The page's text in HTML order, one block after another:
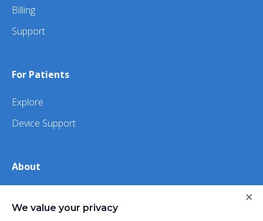
Billing
Support
For Patients
Explore
Device Support
About
iHealth
We value your privacy
×